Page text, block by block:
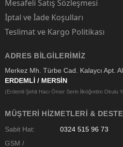
Mesafeli Satış Sözleşmesi
İptal ve İade Koşulları
Teslimat ve Kargo Politikası
ADRES BILGILERIMIZ
Merkez Mh. Türbe Cad. Kalaycı Apt.
ERDEMLİ / MERSİN
(Erdemli Şehit Hacı Ömer Serin İlköğretim Okulu
MÜŞTERI HIZMETLERI &
Sabit Hat:
0324 515 96 73
GSM /